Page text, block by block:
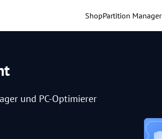
ShopPartition Manager
und PC-Optimierer